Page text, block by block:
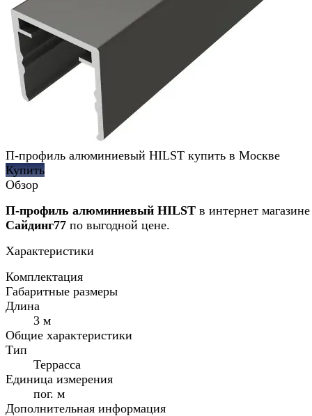
П-профиль алюминиевый HILST купить в Москве
Купить
Обзор
П-профиль алюминиевый HILST в интернет магазине
Сайдинг77 по выгодной цене.
Характеристики
Комплектация
Габаритные размеры
Длина
3 м
Общие характеристики
Тип
Террасса
Единица измерения
пог. м
Дополнительная информация